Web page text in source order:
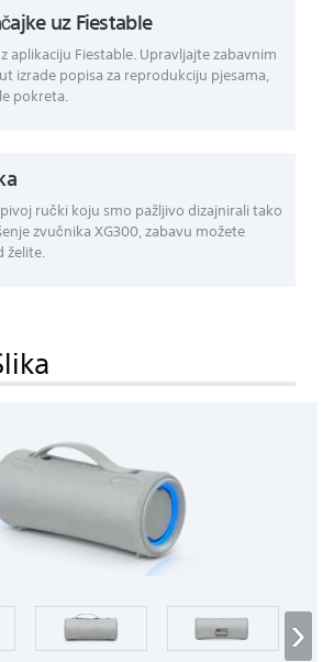
uz Fiestable
aplikaciju Fiestable. Upravljajte zabavnim
izrade popisa za reprodukciju pjesama,
pokreta.
ručki koju smo pažljivo dizajnirali tako
zvučnika XG300, zabavu možete
želite.
›